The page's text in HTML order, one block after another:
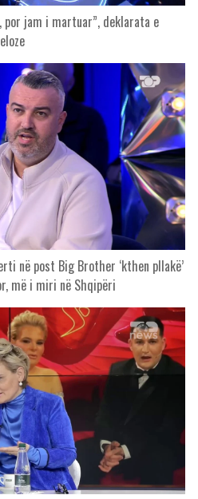
por jam i martuar”, deklarata e
në post Big Brother ‘kthen pllakë’
më i miri në Shqipëri